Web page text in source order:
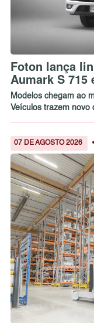
Foton lança
Aumark S 715
Modelos chegam ao
Veículos trazem novo
07 DE AGOSTO 2026